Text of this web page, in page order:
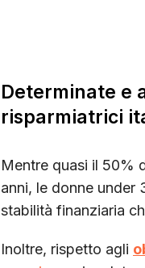
Determinate e
risparmiatrici
Mentre quasi il 50%
anni, le donne under
stabilità finanziaria
Inoltre, rispetto agli